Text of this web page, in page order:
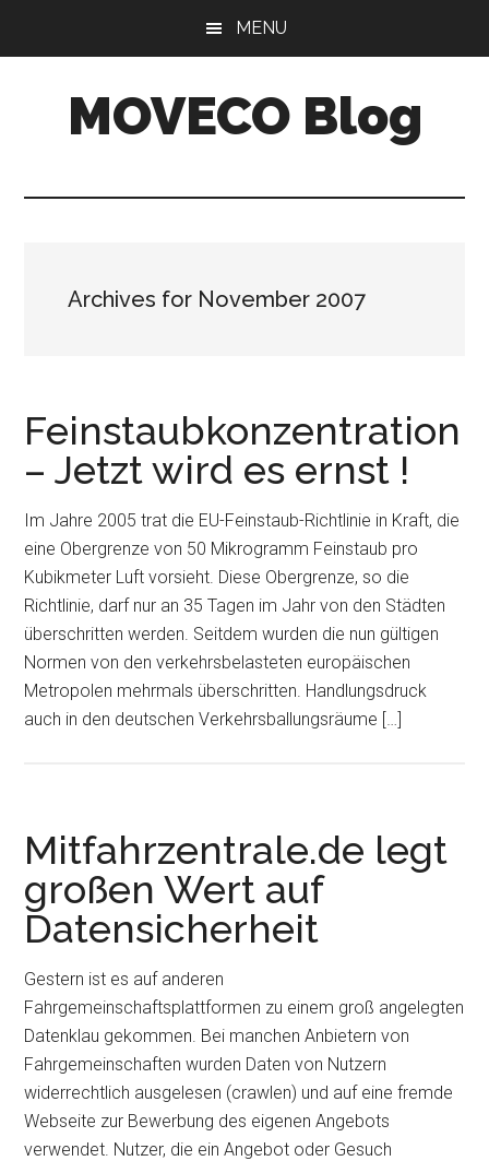
MENU
MOVECO Blog
Archives for November 2007
Feinstaubkonzentration
– Jetzt wird es ernst !
Im Jahre 2005 trat die EU-Feinstaub-Richtlinie in Kraft, die
eine Obergrenze von 50 Mikrogramm Feinstaub pro
Kubikmeter Luft vorsieht. Diese Obergrenze, so die
Richtlinie, darf nur an 35 Tagen im Jahr von den Städten
überschritten werden. Seitdem wurden die nun gültigen
Normen von den verkehrsbelasteten europäischen
Metropolen mehrmals überschritten. Handlungsdruck
auch in den deutschen Verkehrsballungsräume […]
Mitfahrzentrale.de legt
großen Wert auf
Datensicherheit
Gestern ist es auf anderen
Fahrgemeinschaftsplattformen zu einem groß angelegten
Datenklau gekommen. Bei manchen Anbietern von
Fahrgemeinschaften wurden Daten von Nutzern
widerrechtlich ausgelesen (crawlen) und auf eine fremde
Webseite zur Bewerbung des eigenen Angebots
verwendet. Nutzer, die ein Angebot oder Gesuch